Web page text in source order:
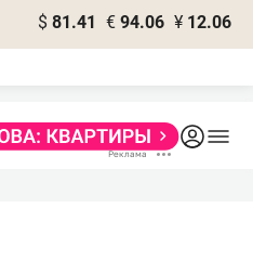
$ 81.41 € 94.06 ¥ 12.06